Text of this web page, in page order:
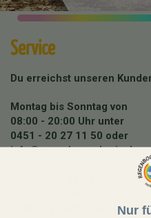
Service
Du erreichst unseren
Montag bis Sonntag von
08:00 - 20:00 Uhr unter
0451 - 20 27 11 50 oder
info@regenbogenkreis.de
Buche hier deine
Beratungstermin buchen
Nur